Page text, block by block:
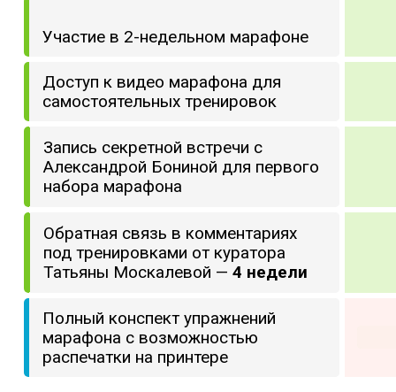
Участие в 2-недельном марафоне
Доступ к видео марафона для
самостоятельных тренировок
Запись секретной встречи с
Александрой Бониной для первого
набора марафона
Обратная связь в комментариях
под тренировками от куратора
Татьяны Москалевой — 4 недели
Полный конспект упражнений
марафона с возможностью
распечатки на принтере